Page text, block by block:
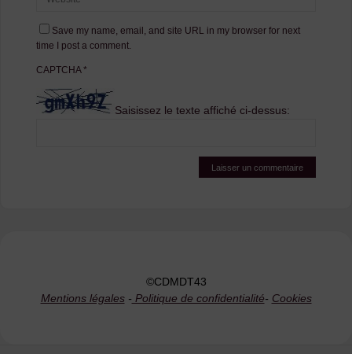
Save my name, email, and site URL in my browser for next
time I post a comment.
CAPTCHA*
Saisissez le texte affiché ci-dessus:
©CDMDT43
Mentions légales- Politique de confidentialité- Cookies